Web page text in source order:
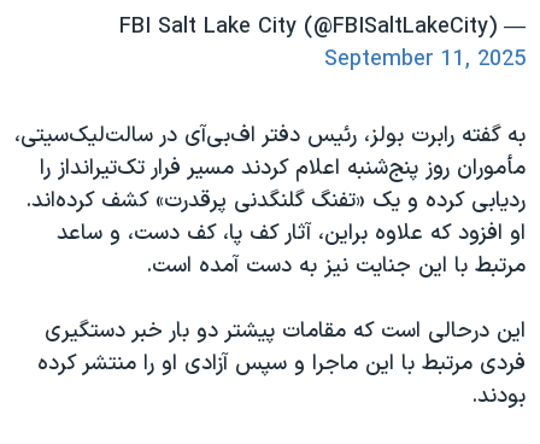
— FBI Salt Lake City (@FBISaltLakeCity)
September 11, 2025
به گفته رابرت بولز، رئیس دفتر اف‌بی‌آی در سالت‌لیک‌سیتی،
مأموران روز پنج‌شنبه اعلام کردند مسیر فرار تک‌تیرانداز را
ردیابی کرده و یک «تفنگ گلنگدنی پرقدرت» کشف کرده‌اند.
او افزود که علاوه براین، آثار کف پا، کف دست، و ساعد
مرتبط با این جنایت نیز به دست آمده است.
این درحالی است که مقامات پیشتر دو بار خبر دستگیری
فردی مرتبط با این ماجرا و سپس آزادی او را منتشر کرده
بودند.